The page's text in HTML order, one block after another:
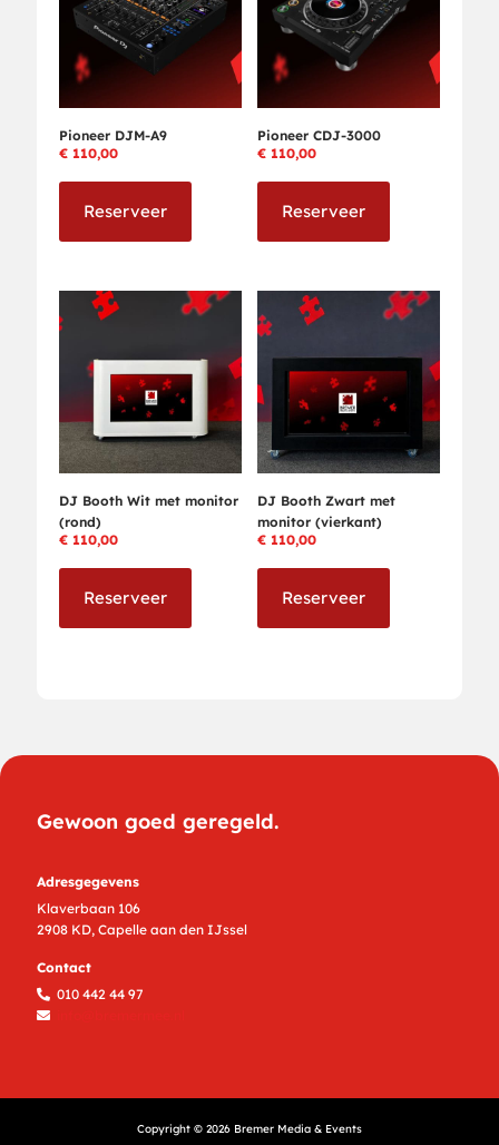
Pioneer DJM-A9
€ 110,00
Reserveer
Pioneer CDJ-3000
€110,00
Reserveer
DJ Booth Wit met monitor
(rond)
€ 110,00
Reserveer
DJ Booth Zwart met
monitor (vierkant)
€110,00
Reserveer
Gewoon goed geregeld.
Adresgegevens
Klaverbaan 106
2908 KD, Capelle aan den IJssel
Contact
010 442 44 97
Copyright © 2026 Bremer Media & Events